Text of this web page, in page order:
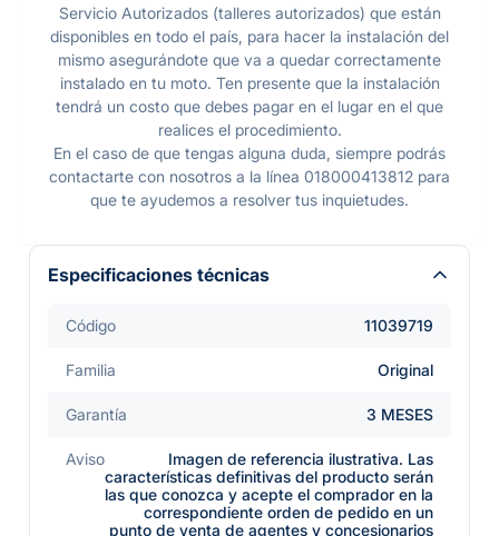
Servicio Autorizados (talleres autorizados) que están
disponibles en todo el país, para hacer la instalación del
mismo asegurándote que va a quedar correctamente
instalado en tu moto. Ten presente que la instalación
tendrá un costo que debes pagar en el lugar en el que
realices el procedimiento.
En el caso de que tengas alguna duda, siempre podrás
contactarte con nosotros a la línea 018000413812 para
que te ayudemos a resolver tus inquietudes.
Especificaciones técnicas
Código 11039719
Familia Original
Garantía 3 MESES
Aviso
Imagen de referencia ilustrativa. Las
características definitivas del producto serán
las que conozca y acepte el comprador en la
correspondiente orden de pedido en un
punto de venta de agentes y concesionarios